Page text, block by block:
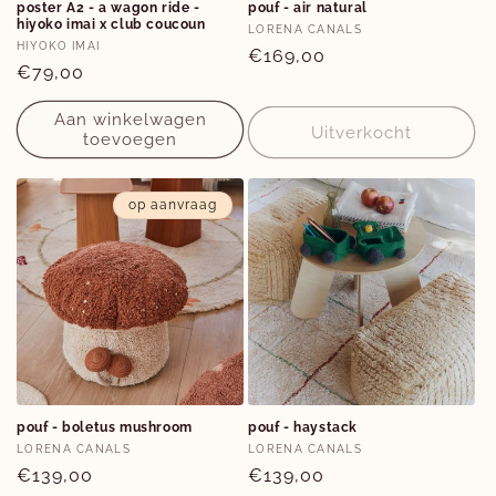
poster A2 - a wagon ride -
hiyoko imai x club coucoun
Verkoper:
HIYOKO IMAI
Normale
prijs
€79,00
Aan winkelwagen
toevoegen
pouf - air natural
Verkoper:
LORENA CANALS
Normale
€169,00
Uitverkocht
op aanvraag
pouf - boletus mushroom
Verkoper:
LORENA CANALS
Normale
€139,00
pouf - haystack
Verkoper:
LORENA CANALS
Normale
€139,00